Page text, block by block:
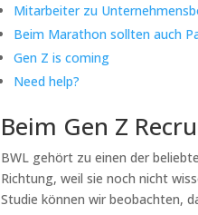
Mitarbeiter zu
Beim Marathon sollten auch
Gen Z is coming
Need help?
Beim Gen Z
BWL gehört zu einen der
Richtung, weil sie noch nicht
Studie können wir beobachten,